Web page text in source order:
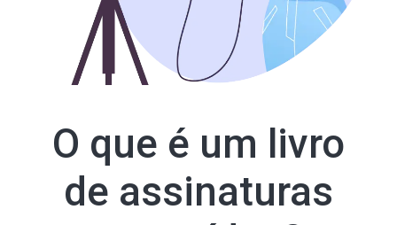
O que é um livro
de assinaturas